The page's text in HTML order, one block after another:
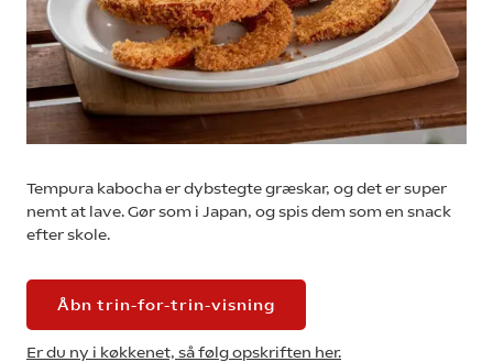
Tempura kabocha er dybstegte græskar, og det er super
nemt at lave. Gør som i Japan, og spis dem som en snack
efter skole.
Åbn trin-for-trin-visning
Er du ny i køkkenet, så følg opskriften her.